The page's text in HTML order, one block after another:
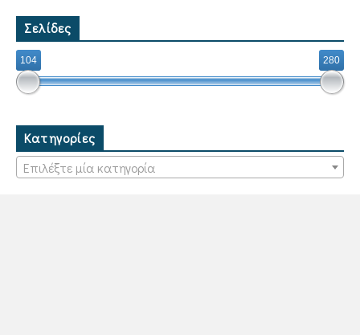
Σελίδες
104 280
Κατηγορίες
Επιλέξτε μία κατηγορία